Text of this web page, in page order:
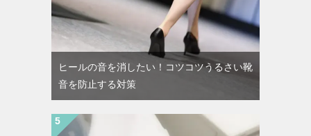
ヒールの音を消したい！コツコツうるさい靴
音を防止する対策